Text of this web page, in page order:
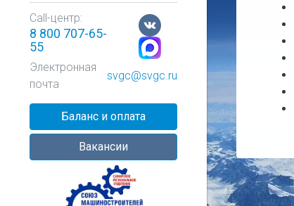
Call-центр:
8 800 707-65-
55
Электронная
почта
svgc@svgc.ru
Баланс и оплата
Вакансии